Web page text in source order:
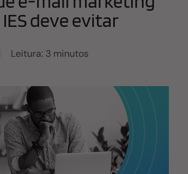
deve evitar
Leitura: 3 minutos